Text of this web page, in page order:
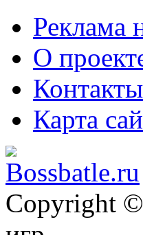
Реклама
О
Контакты
Карта
Copyright